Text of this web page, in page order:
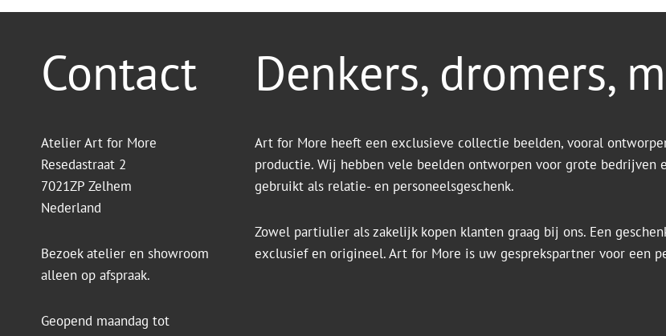
Contact
Atelier Art for More
Resedastraat 2
7021ZP Zelhem
Nederland
Bezoek atelier en showroom
alleen op afspraak.
Geopend maandag tot
Denkers, dromers,
Art for More heeft een exclusieve collectie beelden, vooral
productie. Wij hebben vele beelden ontworpen voor grote bedrijven
gebruikt als relatie- en personeelsgeschenk.
Zowel partiulier als zakelijk kopen klanten graag bij ons. Een
exclusief en origineel. Art for More is uw gesprekspartner voor een